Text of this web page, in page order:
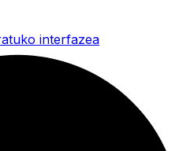
interfazea